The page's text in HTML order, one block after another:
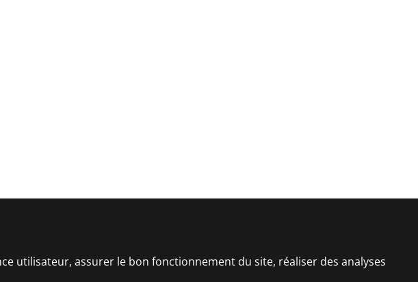
utilisateur, assurer le bon fonctionnement du site, réaliser des analyses